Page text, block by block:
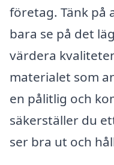
företag. Tänk på
bara se på det
värdera
materialet som
en pålitlig och
säkerställer du
ser bra ut och